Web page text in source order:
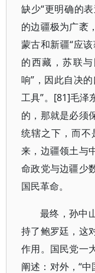
缺少“更明确的
的边疆极为广袤
蒙古和新疆“应
的西藏，苏联
响”，因此自决
工具”。[81]毛泽
的，那就是必须
统辖之下，而
来，边疆领土与
命政党与边疆少
国民革命。
最终，孙中
持了鲍罗廷，这
作用。国民党一
阐述：对外，“